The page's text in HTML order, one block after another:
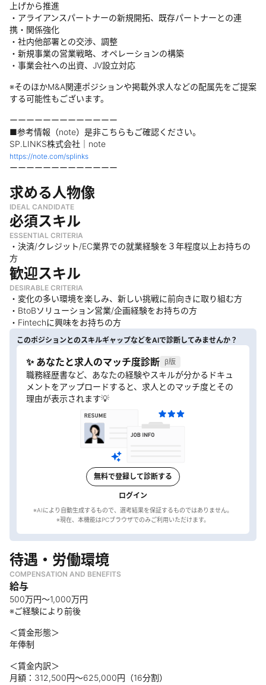
上げから推進
・アライアンスパートナーの新規開拓、既存パートナーとの連
携・関係強化
・社内他部署との交渉、調整
・新規事業の営業戦略、オペレーションの構築
・事業会社への出資、JV設立対応
※そのほかM&A関連ポジションや掲載外求人などの配属先をご提案
する可能性もございます。
ーーーーーーーーーーーーー
■参考情報（note）是非こちらもご確認ください。
SP.LINKS株式会社｜note
https://note.com/splinks
ーーーーーーーーーーーーー
求める人物像
IDEAL CANDIDATE
必須スキル
ESSENTIAL CRITERIA
・決済/クレジット/EC業界での就業経験を３年程度以上お持ちの
方
歓迎スキル
DESIRABLE CRITERIA
・変化の多い環境を楽しみ、新しい挑戦に前向きに取り組む方
・BtoBソリューション営業/企画経験をお持ちの方
・Fintechに興味をお持ちの方
このポジションとのスキルギャップなどをAIで診断してみませんか？
✨ あなたと求人のマッチ度診断 β版
職務経歴書など、あなたの経験やスキルが分かるドキュ
メントをアップロードすると、求人とのマッチ度とその
理由が表示されます💡
無料で登録して診断する
ログイン
※AIにより自動生成するもので、選考結果を保証するものではありません。
待遇・労働環境
COMPENSATION AND BENEFITS
給与
500万円～1,000万円
※ご経験により前後
＜賃金形態＞
年俸制
＜賃金内訳＞
月額：312,500円～625,000円（16分割）